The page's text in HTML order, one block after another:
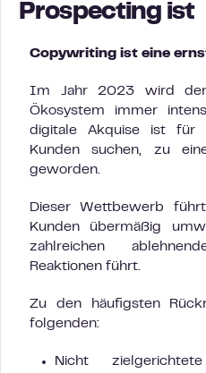
Prospecting ist
Copywriting ist eine
Im Jahr 2023 wird
Ökosystem immer
digitale Akquise ist für
Kunden suchen, zu
geworden.
Dieser Wettbewerb
Kunden übermäßig
zahlreichen
Reaktionen führt.
Zu den häufigsten
folgenden:
Nicht